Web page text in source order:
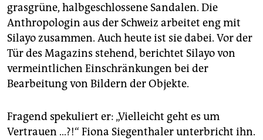
grasgrüne, halbgeschlossene Sandalen. Die
Anthropologin aus der Schweiz arbeitet eng mit
Silayo zusammen. Auch heute ist sie dabei. Vor der
Tür des Magazins stehend, berichtet Silayo von
vermeintlichen Einschränkungen bei der
Bearbeitung von Bildern der Objekte.
Fragend spekuliert er: „Vielleicht geht es um
Vertrauen …?!“ Fiona Siegenthaler unterbricht ihn.